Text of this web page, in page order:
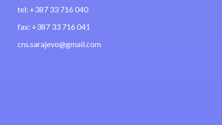
tel: +387 33 716 040
fax: +387 33 716 041
cns.sarajevo@gmail.com